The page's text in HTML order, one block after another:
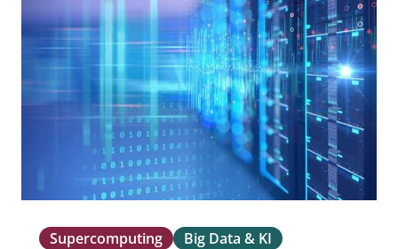
Supercomputing
Big Data & KI